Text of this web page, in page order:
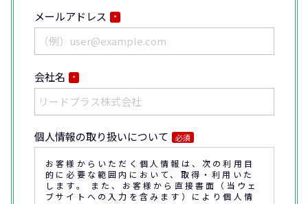
メールアドレス *
会社名 *
個人情報の取り扱いについて 必須
お客様からいただく個人情報は、次の利用目
的に必要な範囲内において、取得・利用いた
します。 また、お客様から直接書面（当ウェ
ブサイトへの入力を含みます）により個人情